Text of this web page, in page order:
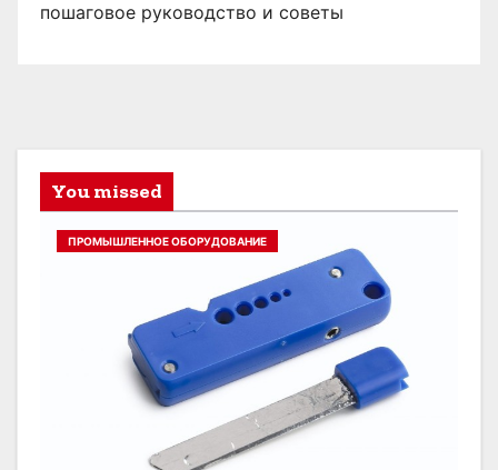
пошаговое руководство и советы
You missed
ПРОМЫШЛЕННОЕ ОБОРУДОВАНИЕ